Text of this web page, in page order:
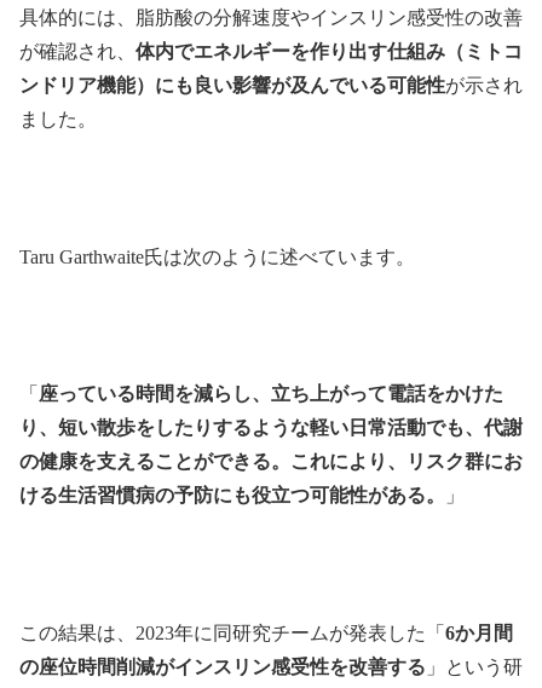
具体的には、脂肪酸の分解速度やインスリン感受性の改善
が確認され、 体内でエネルギーを作り出す仕組み（ミトコ
ンドリア機能）にも良い影響が及んでいる可能性が示され
ました。
Taru Garthwaite氏は次のように述べています。
「 座っている時間を減らし、立ち上がって電話をかけた
り、短い散歩をしたりするような軽い日常活動でも、代謝
の健康を支えることができる。これにより、リスク群にお
ける生活習慣病の予防にも役立つ可能性がある。
」
この結果は、2023年に同研究チームが発表した「 6か月間
の座位時間削減がインスリン感受性を改善する 」という研